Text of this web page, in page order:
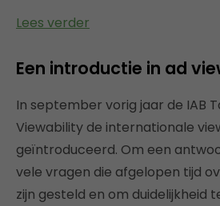
Lees verder
Een introductie in ad
In september vorig jaar de IAB
Viewability de internationale
geïntroduceerd. Om een
vele vragen die afgelopen tijd
zijn gesteld en om duidelijkheid